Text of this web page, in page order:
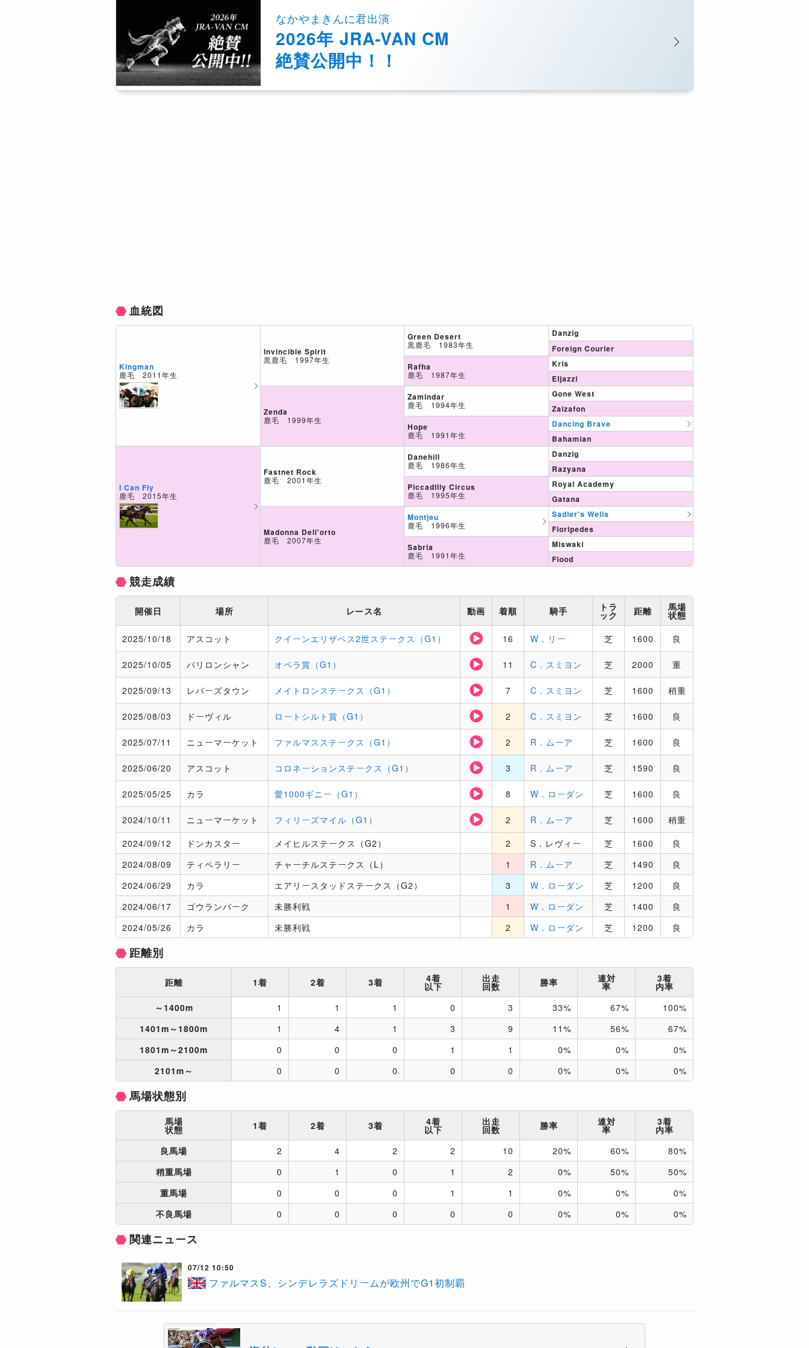
なかやまきんに君出演
2026年 JRA-VAN CM
絶賛公開中！！
血統図
Kingman
鹿毛 2011年生
I Can Fly
鹿毛 2015年生
Invincible Spirit
黒鹿毛 1997年生
Zenda
鹿毛 1999年生
Fastnet Rock
鹿毛 2001年生
Madonna Dell'orto
鹿毛 2007年生
Green Desert
黒鹿毛 1983年生
Rafha
鹿毛 1987年生
Zamindar
鹿毛 1994年生
Hope
鹿毛 1991年生
Danehill
鹿毛 1986年生
Piccadilly Circus
鹿毛 1995年生
Montjeu
鹿毛 1996年生
Sabria
鹿毛 1991年生
Danzig
Foreign Courier
Kris
Eljazzi
Gone West
Zaizafon
Dancing Brave
Bahamian
Danzig
Razyana
Royal Academy
Gatana
Sadler's Wells
Floripedes
Miswaki
Flood
競走成績
開催日 場所 レース名 動画 着順 騎手 トラ
ック 距離 馬場
状態
2025/10/18 アスコット クイーンエリザベス2世ステークス（G1） 16 W．リー 芝 1600 良
2025/10/05 パリロンシャン オペラ賞（G1） 11 C．スミヨン 芝 2000 重
2025/09/13 レパーズタウン メイトロンステークス（G1） 7 C．スミヨン 芝 1600 稍重
2025/08/03 ドーヴィル ロートシルト賞（G1） 2 C．スミヨン 芝 1600 良
2025/07/11 ニューマーケット ファルマスステークス（G1） 2 R．ムーア 芝 1600 良
2025/06/20 アスコット コロネーションステークス（G1） 3 R．ムーア 芝 1590 良
2025/05/25 カラ 愛1000ギニー（G1） 8 W．ローダン 芝 1600 良
2024/10/11 ニューマーケット フィリーズマイル（G1） 2 R．ムーア 芝 1600
稍重
2024/09/12 ドンカスター メイヒルステークス（G2） 2 S．レヴィー 芝 1600
良
2024/08/09 ティペラリー チャーチルステークス（L） 1 R．ムーア 芝 1490
良
2024/06/29 カラ エアリースタッドステークス（G2） 3 W．ローダン 芝 1200
良
2024/06/17 ゴウランパーク 未勝利戦 1 W．ローダン 芝 1400
良
2024/05/26 カラ 未勝利戦 2 W．ローダン 芝 1200 良
距離別
距離 1着 2着 3着 4着
以下
出走
回数 勝率 連対
率
3着
内率
～1400m
1 1 1 0 3 33% 67%
100%
1401m～1800m
1 4 1 3 9 11% 56%
67%
1801m～2100m
0 0 0 1 1 0% 0%
0%
2101m～
0 0 0 0 0 0% 0% 0%
馬場状態別
馬場
状態 1着 2着 3着 4着
以下
出走
回数 勝率 連対
率
3着
内率
良馬場
2 4 2 2 10 20% 60%
80%
稍重馬場
0 1 0 1 2 0% 50%
50%
重馬場
0 0 0 1 1 0% 0%
0%
不良馬場
0 0 0 0 0 0% 0% 0%
関連ニュース
07/12 10:50
ファルマスS、シンデレラズドリームが欧州でG1初制覇